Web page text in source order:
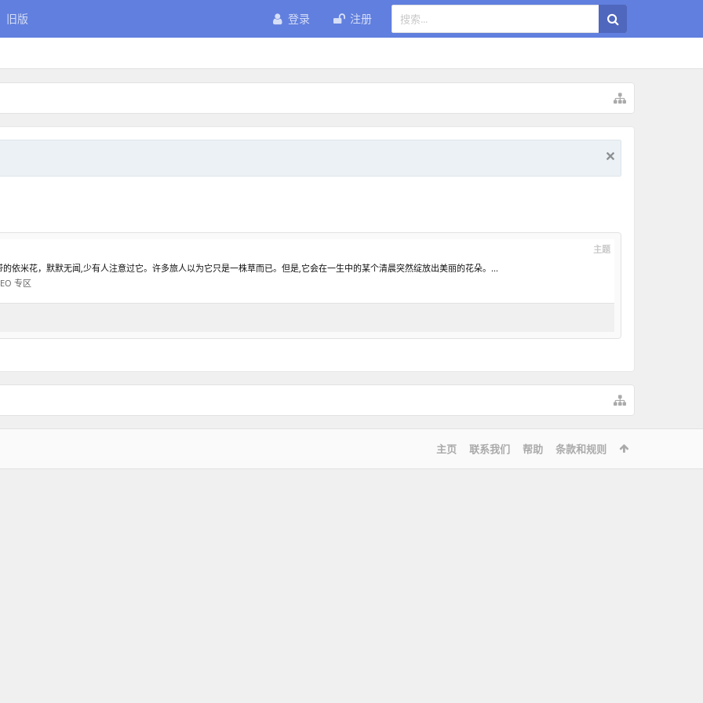
旧版 登录 注册
主题
米花，默默无闻,少有人注意过它。许多旅人以为它只是一株草而已。但是,它会在一生中的某个清晨突然绽放出美丽的花朵。...
专区
主页 联系我们 帮助 条款和规则